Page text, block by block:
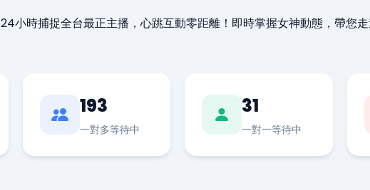
24小時捕捉全台最正主播，心跳互動零距離！即時掌握女神動態，帶您走
193
一對多等待中
31
一對一等待中